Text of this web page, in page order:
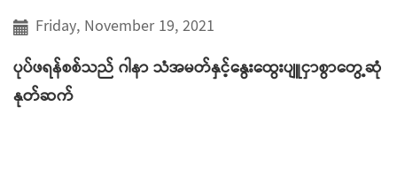
Friday, November 19, 2021
ပုပ်ဖရန်စစ်သည် ဂါနာ သံအမတ်နှင့်နွေးထွေးပျူငှာစွာတွေ့ဆုံ
နုတ်ဆက်